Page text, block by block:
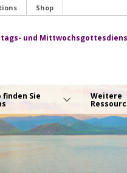
Shop
und
finden Sie Weitere